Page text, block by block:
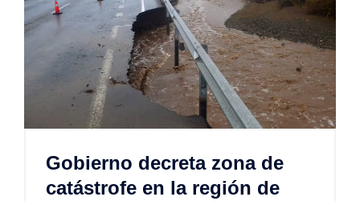
Gobierno decreta zona de
catástrofe en la región de